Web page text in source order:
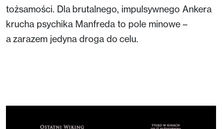
tożsamości. Dla brutalnego, impulsywnego Ankera
krucha psychika Manfreda to pole minowe –
a zarazem jedyna droga do celu.